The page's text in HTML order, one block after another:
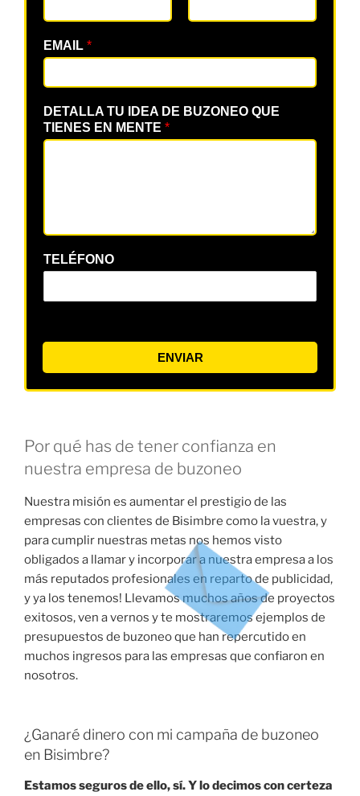
EMAIL *
DETALLA TU IDEA DE BUZONEO QUE
TIENES EN MENTE *
TELÉFONO
ENVIAR
Por qué has de tener confianza en
nuestra empresa de buzoneo
Nuestra misión es aumentar el prestigio de las
empresas con clientes de Bisimbre como la vuestra, y
para cumplir nuestras metas nos hemos visto
obligados a llamar y incorporar a nuestra empresa a los
más reputados profesionales en reparto de publicidad,
y ya los tenemos! Llevamos muchos años de proyectos
exitosos, ven a vernos y te mostraremos ejemplos de
presupuestos de buzoneo que han repercutido en
muchos ingresos para las empresas que confiaron en
nosotros.
¿Ganaré dinero con mi campaña de buzoneo
en Bisimbre?
Estamos seguros de ello, sí. Y lo decimos con certeza